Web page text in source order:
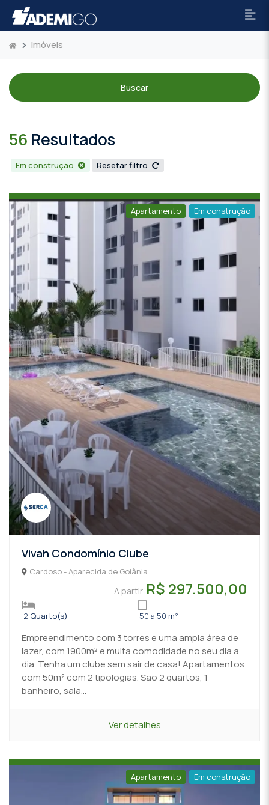
Imóveis
Buscar
56 Resultados
Em construção Resetar filtro
Apartamento Em construção
Vivah Condomínio Clube
Cardoso - Aparecida de Goiânia
A partir R$ 297.500,00
2 Quarto(s) 50 a 50 m²
Empreendimento com 3 torres e uma ampla área de
lazer, com 1900m² e muita comodidade no seu dia a
dia. Tenha um clube sem sair de casa! Apartamentos
com 50m² com 2 tipologias. São 2 quartos, 1
banheiro, sala...
Ver detalhes
Apartamento Em construção